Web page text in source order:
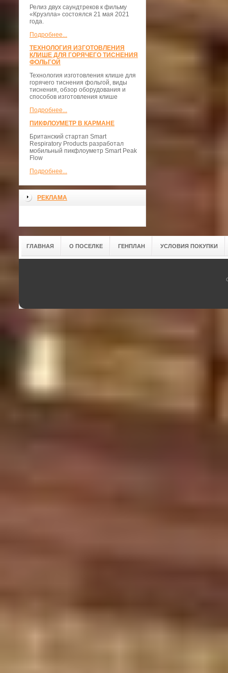
Релиз двух саундтреков к фильму
«Круэлла» состоялся 21 мая 2021
года.
Подробнее...
ТЕХНОЛОГИЯ ИЗГОТОВЛЕНИЯ
КЛИШЕ ДЛЯ ГОРЯЧЕГО ТИСНЕНИЯ
ФОЛЬГОЙ
Технология изготовления клише для
горячего тиснения фольгой, виды
тиснения, обзор оборудования и
способов изготовления клише
Подробнее...
ПИКФЛОУМЕТР В КАРМАНЕ
Британский стартап Smart
Respiratory Products разработал
мобильный пикфлоуметр Smart Peak
Flow
Подробнее...
РЕКЛАМА
ГЛАВНАЯ О ПОСЕЛКЕ ГЕНПЛАН УСЛОВИЯ ПОКУПКИ